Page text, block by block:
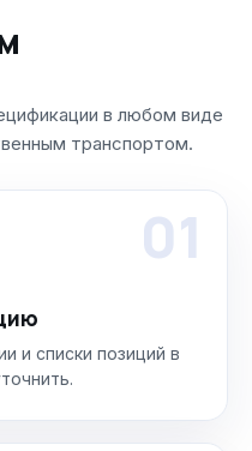
в любом виде
транспортом.
01
и списки позиций в